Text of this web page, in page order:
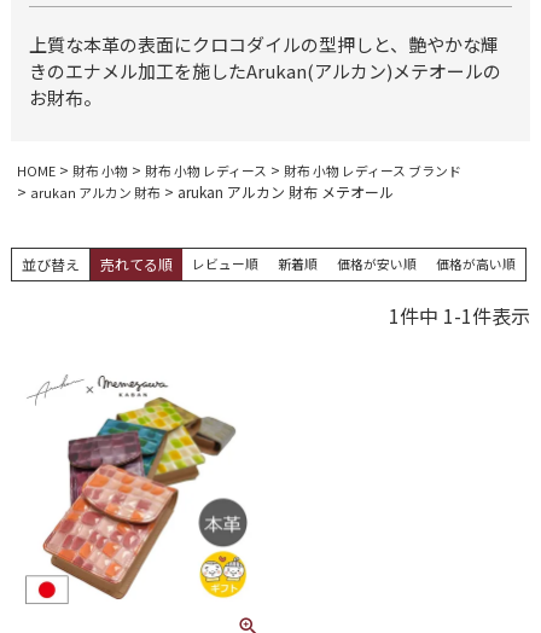
上質な本革の表面にクロコダイルの型押しと、艶やかな輝
きのエナメル加工を施したArukan(アルカン)メテオールの
お財布。
HOME 財布 小物 財布 小物 レディース
財布 小物 レディース ブランド
arukan アルカン 財布
arukan アルカン 財布 メテオール
並び替え 売れてる順 レビュー順 新着順 価格が安い順 価格が高い順
1件中 1-1件表示